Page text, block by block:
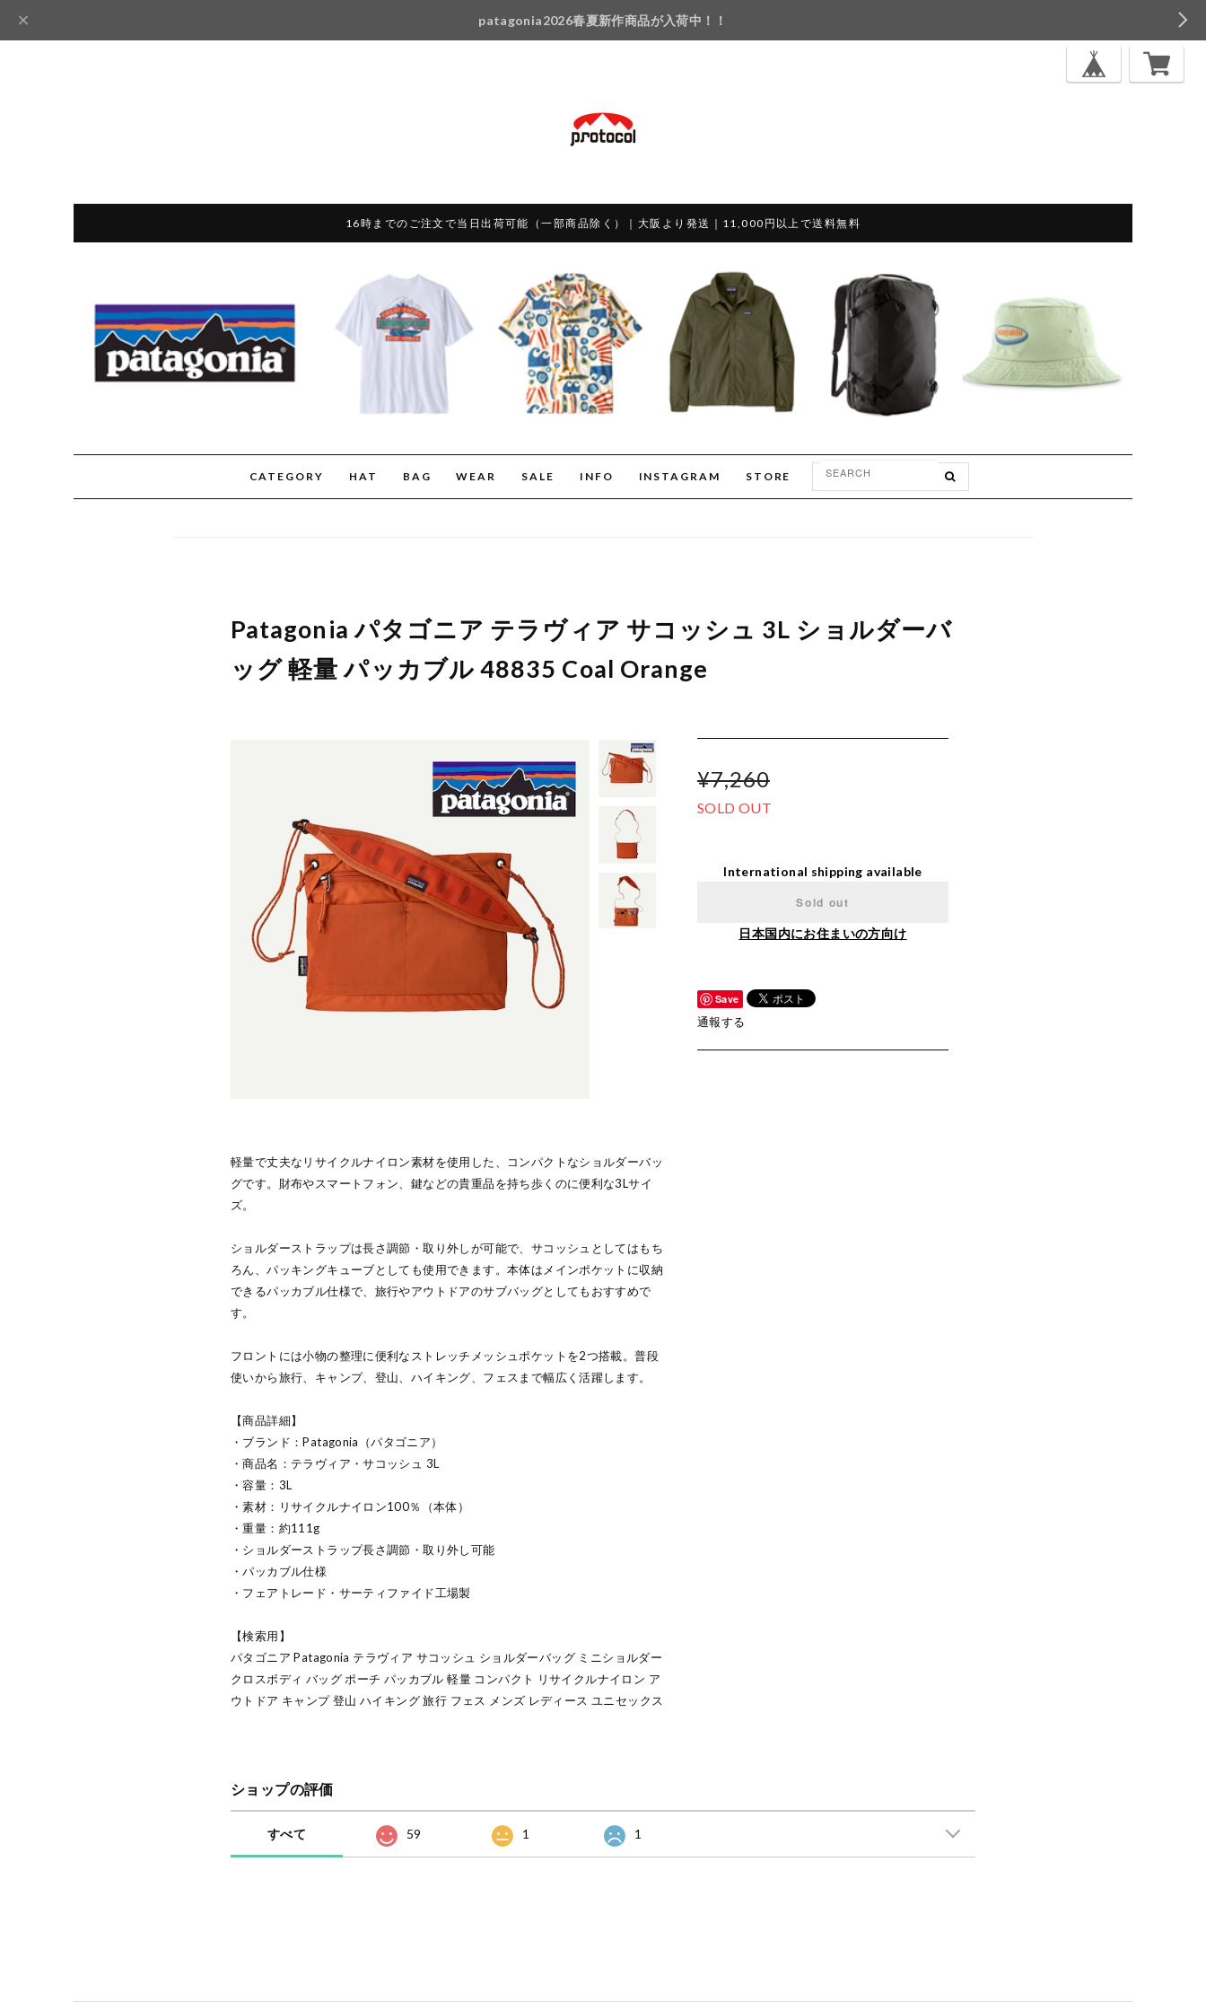
patagonia2026春夏新作商品が入荷中！！
16時までのご注文で当日出荷可能（一部商品除く）｜大阪より発送｜11,000円以上で送料無料
CATEGORY HAT BAG WEAR SALE INFO INSTAGRAM STORE
Patagonia パタゴニア テラヴィア サコッシュ 3L ショルダーバ
ッグ 軽量 パッカブル 48835 Coal Orange
軽量で丈夫なリサイクルナイロン素材を使用した、コンパクトなショルダーバッ
グです。財布やスマートフォン、鍵などの貴重品を持ち歩くのに便利な3Lサイ
ズ。
ショルダーストラップは長さ調節・取り外しが可能で、サコッシュとしてはもち
ろん、パッキングキューブとしても使用できます。本体はメインポケットに収納
できるパッカブル仕様で、旅行やアウトドアのサブバッグとしてもおすすめで
す。
フロントには小物の整理に便利なストレッチメッシュポケットを2つ搭載。普段
使いから旅行、キャンプ、登山、ハイキング、フェスまで幅広く活躍します。
【商品詳細】
・ブランド：Patagonia（パタゴニア）
・商品名：テラヴィア・サコッシュ 3L
・容量：3L
・素材：リサイクルナイロン100％（本体）
・重量：約111g
・ショルダーストラップ長さ調節・取り外し可能
・パッカブル仕様
・フェアトレード・サーティファイド工場製
【検索用】
パタゴニア Patagonia テラヴィア サコッシュ ショルダーバッグ ミニショルダー
クロスボディ バッグ ポーチ パッカブル 軽量 コンパクト リサイクルナイロン ア
ウトドア キャンプ 登山 ハイキング 旅行 フェス メンズ レディース ユニセックス
¥7,260
SOLD OUT
International shipping available
Sold out
日本国内にお住まいの方向け
Save
通報する
ショップの評価
すべて 59 1 1